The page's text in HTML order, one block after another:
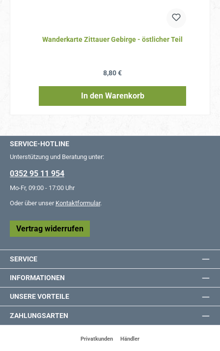
Wanderkarte Zittauer Gebirge - östlicher Teil
Regulärer Preis:
8,80 €
In den Warenkorb
SERVICE-HOTLINE
Unterstützung und Beratung unter:
0352 95 11 954
Mo-Fr, 09:00 - 17:00 Uhr
Oder über unser Kontaktformular.
Vertrag widerrufen
SERVICE
INFORMATIONEN
UNSERE VORTEILE
ZAHLUNGSARTEN
Privatkunden Händler